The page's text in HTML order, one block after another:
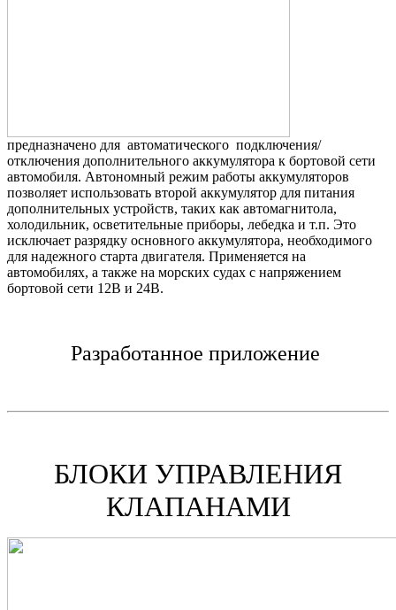
предназначено для автоматического подключения/
отключения дополнительного аккумулятора к бортовой сети
автомобиля. Автономный режим работы аккумуляторов
позволяет использовать второй аккумулятор для питания
дополнительных устройств, таких как автомагнитола,
холодильник, осветительные приборы, лебедка и т.п. Это
исключает разрядку основного аккумулятора, необходимого
для надежного старта двигателя. Применяется на
автомобилях, а также на морских судах с напряжением
бортовой сети 12В и 24В.
Разработанное приложение
БЛОКИ УПРАВЛЕНИЯ
КЛАПАНАМИ